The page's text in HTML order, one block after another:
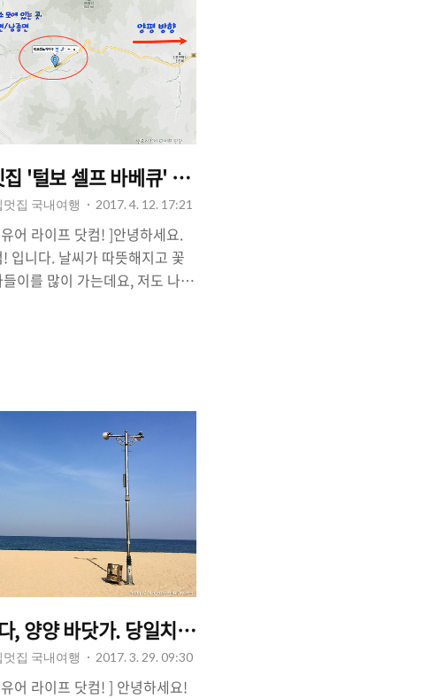
해서는 사전에 '온라인 예
은 되지 않으며, 취소할 경우 하
부과된다.오토캠핑..
하철5.7호선
'털보 셀프 바베큐' 솔직 후기(맛집 추천 아님) - 하남
집 국내여행 2017. 4. 12. 17:21
어 라이프 닷컴! ]안녕하세요.
입니다. 날씨가 따뜻해지고 꽃
이를 많이 가는데요, 저도 나들
)바로 옆에 위치하고 있어서 땅
는 잎이 돋아나면서 생기 넘치
퇴촌에 놀러 갔으니, 맛있는 뭔
기가 땡겨서 퇴촌에 있는 고깃
다. 그 중에서 하남/광주 지역에
/진접 맛집??
, 양양 바닷가. 당일치기 여행 : 낙산사/낙산해수욕장/
집 국내여행 2017. 3. 29. 09:30
어 라이프 닷컴! ] 안녕하세요!